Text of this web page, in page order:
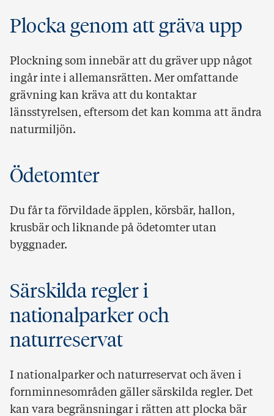
Plocka genom att gräva upp
Plockning som innebär att du gräver upp något
ingår inte i allemansrätten. Mer omfattande
grävning kan kräva att du kontaktar
länsstyrelsen, eftersom det kan komma att ändra
naturmiljön.
Ödetomter
Du får ta förvildade äpplen, körsbär, hallon,
krusbär och liknande på ödetomter utan
byggnader.
Särskilda regler i
nationalparker och
naturreservat
I nationalparker och naturreservat och även i
fornminnesområden gäller särskilda regler. Det
kan vara begränsningar i rätten att plocka bär